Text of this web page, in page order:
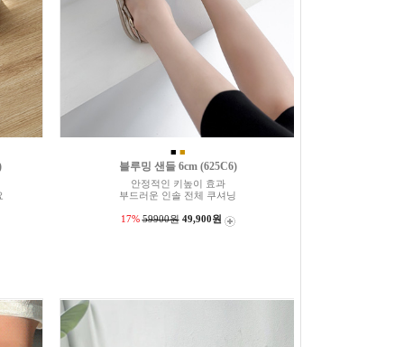
■ ■
블루밍 샌들 6cm (625C6)
안정적인 키높이 효과
부드러운 인솔 전체 쿠셔닝
17%59900원 49,900원